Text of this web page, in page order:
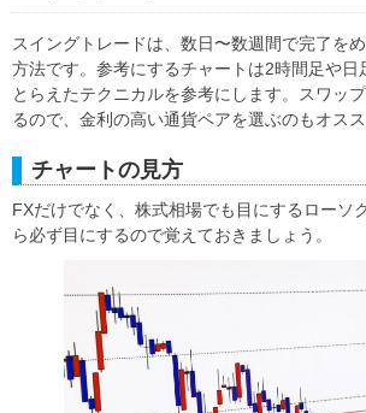
スイングトレードは、数日〜数週間で完了を
方法です。参考にするチャートは2時間足や日
とらえたテクニカルを参考にします。スワッ
るので、金利の高い通貨ペアを選ぶのもオスス
チャートの見方
FXだけでなく、株式相場でも目にするローソ
ら必ず目にするので覚えておきましょう。